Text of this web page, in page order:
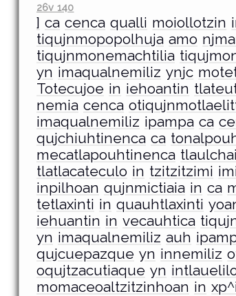
26v 140
] ca cenca qualli moiollotzin
tiqujnmopopolhuja amo
tiqujnmonemachtilia
yn imaqualnemiliz ynjc
Totecujoe in iehoantin
nemia cenca
imaqualnemiliz ipampa ca
qujchiuhtinenca ca
mecatlapouhtinenca
tlatlacateculo in tzitzitzimi
inpilhoan qujnmictiaia in ca
tetlaxinti in quauhtlaxinti
iehuantin in vecauhtica
yn imaqualnemiliz auh
qujcuepazque yn innemiliz
oqujtzacutiaque yn
momaceoaltzitzinhoan in